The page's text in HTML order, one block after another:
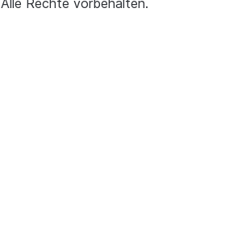
Alle Rechte vorbehalten.